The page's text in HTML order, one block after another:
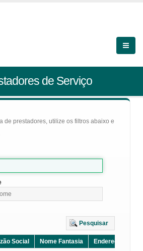
de Serviço
de prestadores, utilize os filtros abaixo e
Pesquisar
Social Nome Fantasia Endereço